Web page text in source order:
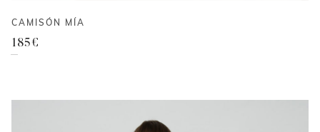
CAMISÓN MÍA
185€